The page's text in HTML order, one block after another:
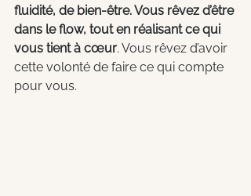
fluidité, de bien-être. Vous rêvez d’être
dans le flow, tout en réalisant ce qui
vous tient à cœur. Vous rêvez d’avoir
cette volonté de faire ce qui compte
pour vous.